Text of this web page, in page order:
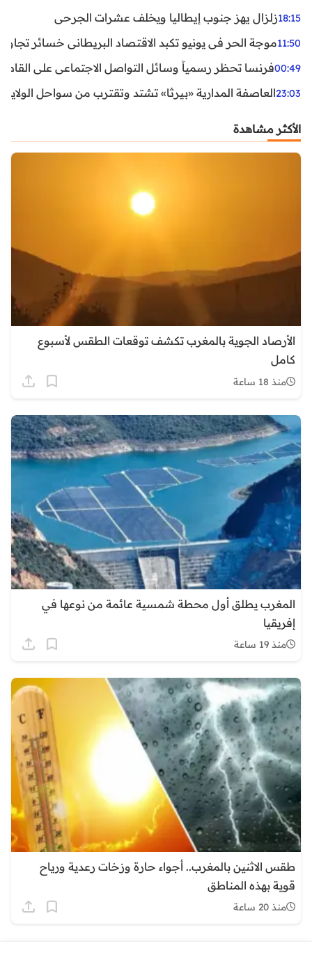
18:15زلزال يهز جنوب إيطاليا ويخلف عشرات الجرحى
11:50موجة الحر في يونيو تكبد الاقتصاد البريطاني خسائر تجاوزت 1.5 مليار
00:49فرنسا تحظر رسمياً وسائل التواصل الاجتماعي على القاصرين
23:03العاصفة المدارية «بيرثا» تشتد وتقترب من سواحل
الأكثر مشاهدة
الأرصاد الجوية بالمغرب تكشف توقعات الطقس لأسبوع
كامل
منذ 18 ساعة
المغرب يطلق أول محطة شمسية عائمة من نوعها في
إفريقيا
منذ 19 ساعة
طقس الاثنين بالمغرب.. أجواء حارة وزخات رعدية ورياح
قوية بهذه المناطق
منذ 20 ساعة